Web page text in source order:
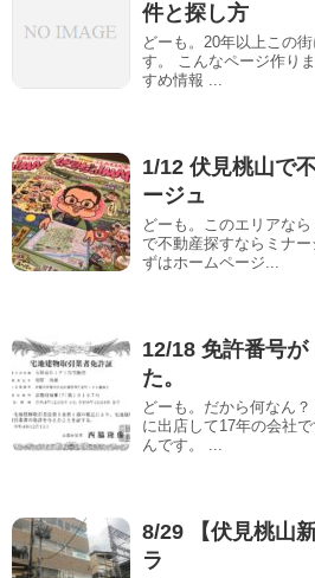
件と探し方
どーも。20年以上この
す。 こんなページ作り
すめ情報 ...
1/12 伏見桃山で
ージュ
どーも。このエリアな
で不動産探すならミナ
ずはホームページ...
12/18 免許番号が
た。
どーも。だから何なん
に出店して17年の会社
んです。 ...
8/29 【伏見桃山
ラ